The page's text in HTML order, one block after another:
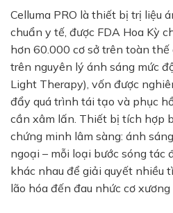
Celluma PRO là thiết bị trị liệu
chuẩn y tế, được FDA Hoa Kỳ
hơn 60.000 cơ sở trên toàn thế
trên nguyên lý ánh sáng mức
Light Therapy), vốn được
đẩy quá trình tái tạo và phục
cần xâm lấn. Thiết bị tích hợp
chứng minh lâm sàng: ánh
ngoại – mỗi loại bước sóng tác
khác nhau để giải quyết nhiều
lão hóa đến đau nhức cơ xương